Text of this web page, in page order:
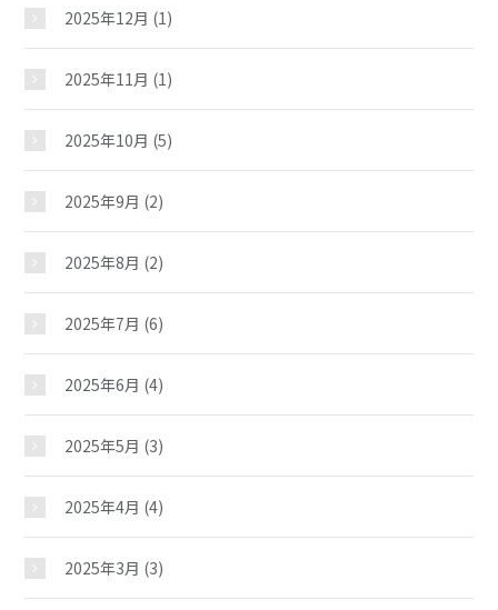
材木児童館
2025年12月 (1)
2025年11月 (1)
2025年10月 (5)
2025年9月 (2)
2025年8月 (2)
2025年7月 (6)
2025年6月 (4)
2025年5月 (3)
2025年4月 (4)
2025年3月 (3)